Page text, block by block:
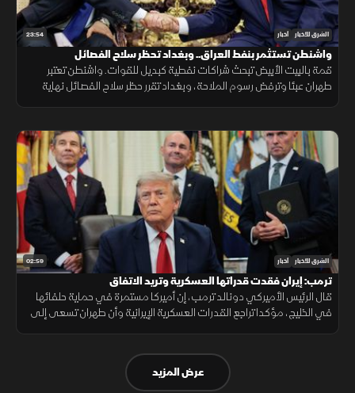
23:54 الشرق للأخبار أخبار
واشنطن تستثمر بنفط العراق.. وبغداد تحظر سلاح الفصائل
قمة بالبيت الأبيض تبحث شراكات نفطية كبديل للقوات. واشنطن تعتبر
طهران عبئا وترفض رسوم الملاحة، وبغداد تقرر حظر سلاح الفصائل نهاية
02:59 الشرق للأخبار أخبار
ترمب: إيران فقدت قدراتها العسكرية وتريد الاتفاق
قال الرئيس الأميركي دونالد ترمب، إن أميركا مستمرة في حماية حلفائها
في الخليج، مؤكدا تراجع القدرات العسكرية الإيرانية وأن طهران تسعى إلى
عرض المزيد